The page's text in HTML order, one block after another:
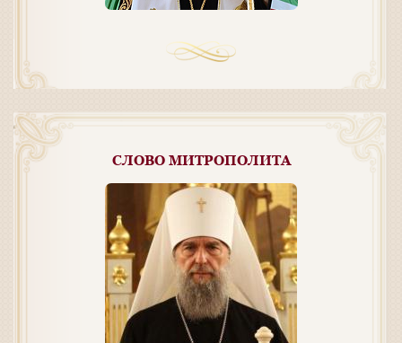
СЛОВО МИТРОПОЛИТА